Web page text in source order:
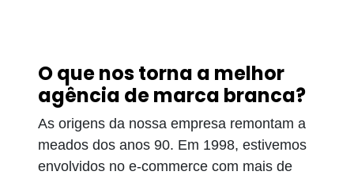
O que nos torna a melhor
agência de marca branca?
As origens da nossa empresa remontam a
meados dos anos 90. Em 1998, estivemos
envolvidos no e-commerce com mais de